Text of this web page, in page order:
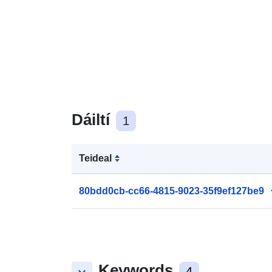
Dáiltí 1
Teideal
80bdd0cb-cc66-4815-9023-35f9ef127be9